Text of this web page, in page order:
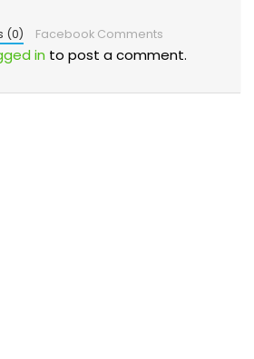
(0) Facebook Comments
in to post a comment.